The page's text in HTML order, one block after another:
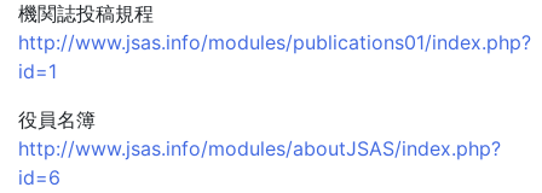
機関誌投稿規程
http://www.jsas.info/modules/publications01/index.php?
id=1
役員名簿
http://www.jsas.info/modules/aboutJSAS/index.php?
id=6